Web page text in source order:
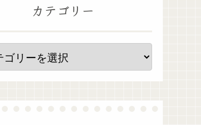
カテゴリー